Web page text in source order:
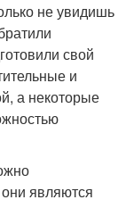
не увидишь
свой
и
а некоторые
являются